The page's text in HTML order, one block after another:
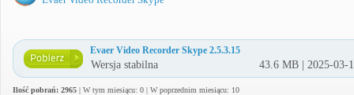
Evaer Video Recorder Skype 2.5.3.15
Wersja stabilna 43.6 MB | 2025-03-
Ilość pobrań: 2965 | W tym miesiącu: 0 | W poprzednim miesiącu: 10